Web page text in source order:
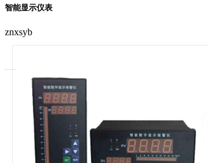
智能显示仪表
znxsyb